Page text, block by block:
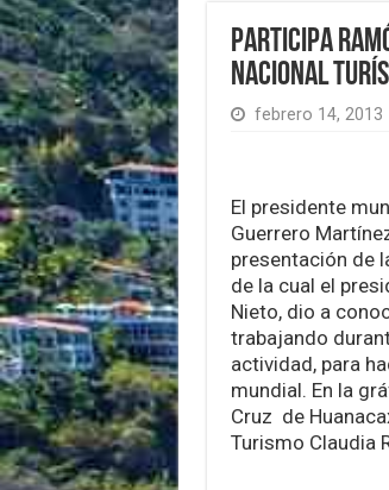
Participa
Nacional
febrero 14, 2013
El presidente
Guerrero
presentación de
de la cual el
Nieto, dio a
trabajando
actividad, para
mundial. En la
Cruz de
Turismo Claudia